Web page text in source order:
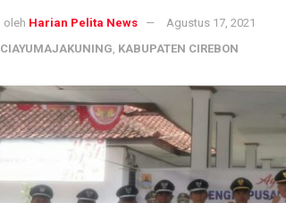
oleh Harian Pelita News
Agustus 17, 2021
CIAYUMAJAKUNING, KABUPATEN CIREBON